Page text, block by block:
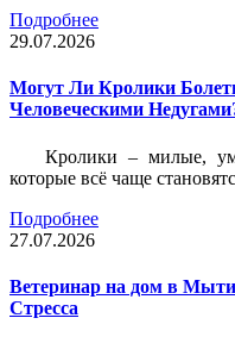
Подробнее
29.07.2026
Могут Ли Кролики
Человеческими
Кролики – милые,
которые всё чаще
Подробнее
27.07.2026
Ветеринар на дом в
Стресса